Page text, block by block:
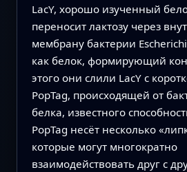
LacY, хорошо изученный
переносит лактозу через
мембрану бактерии
как белок, формирующий
этого они слили LacY с
PopTag, происходящей от
белка, известного
PopTag несёт несколько
которые могут многократно
взаимодействовать друг с